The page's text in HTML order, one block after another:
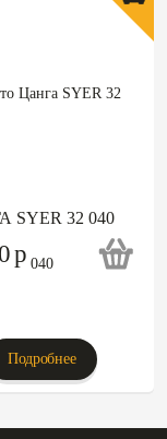
SYER 32 040
p
Подробнее